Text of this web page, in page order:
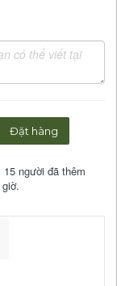
Đặt hàng
15 người đã thêm